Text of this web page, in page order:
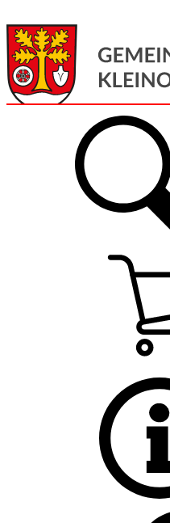
Gemeinde + Service
Grußwort
Ortsplan
Partnerschaft